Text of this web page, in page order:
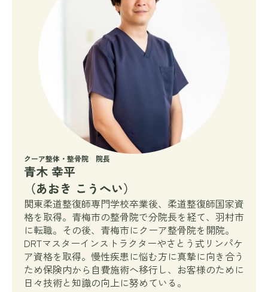
クーア整体・整骨院 院長
青木 幸平
（あおき こうへい）
関東柔道整復師専門学校卒業後、柔道整復師国家資
格を取得。青梅市の整骨院で分院長を経て、羽村市
に転職。その後、青梅市にクーア整骨院を開院。
DRTマスターインストラクターやさとう式リンパケ
ア資格を取得。慢性疾患に悩む方に真摯に向き合う
ため保険内から自費施術へ移行し、お客様のために
日々技術と知識の向上に努めている。